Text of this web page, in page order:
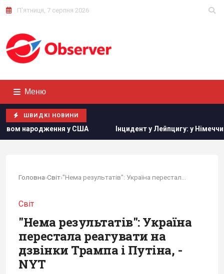
П'ятниця, 7 серпня 2026
Меню
ШВИДКІ НОВИНИ
у Німеччині заперечили, що український літак
Головна›Світ›
Світ
"Нема результатів": Україна
перестала реагувати на
дзвінки Трампа і Путіна, -
NYT